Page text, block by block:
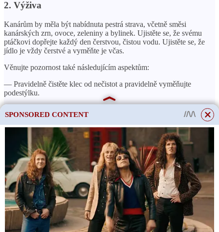
2. Výživa
Kanárům by měla být nabídnuta pestrá strava, včetně směsi
kanárských zrn, ovoce, zeleniny a bylinek. Ujistěte se, že svému
ptáčkovi dopřejte každý den čerstvou, čistou vodu. Ujistěte se, že
jídlo je vždy čerstvé a vyměňte je včas.
Věnujte pozornost také následujícím aspektům:
— Pravidelně čistěte klec od nečistot a pravidelně vyměňujte
podestýlku.
— Nainstalujte do klece vodní nádrž, aby kanárek mohl provádět
vodní procedury. Koupat ptáka ne více než 2krát týdně.
— Zajistěte pro kanárka světelný režim, který se blíží
přirozenému. Umístěte klec na teplé a světlé místo, ale vyhněte se
přímému slunečnímu záření.
— Věnujte pozornost zdraví ptáka a provádějte pravidelné
veterinární prohlídky.
This site uses cookies to store data. By continuing to use the site, you consent
to the use of these files.
OK
SPONSORED CONTENT